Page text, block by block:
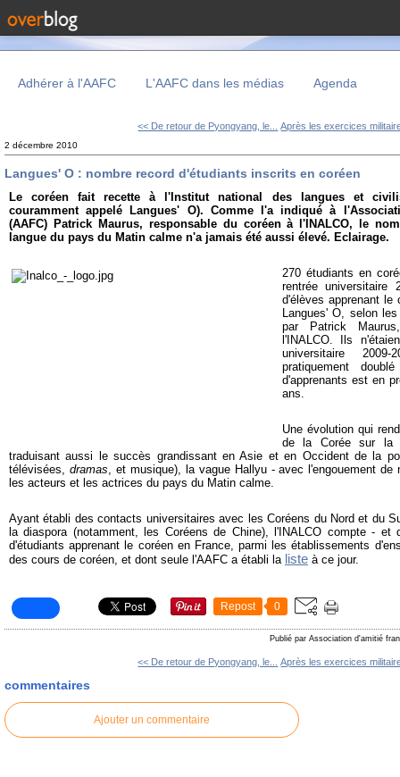
Adhérer à l'AAFC L'AAFC dans les médias Agenda
<< De retour de Pyongyang, le... Après les exercices
2 décembre 2010
Langues' O : nombre record d'étudiants inscrits en coréen
Le coréen fait recette à l'Institut national des langues et
couramment appelé Langues' O). Comme l'a indiqué à
(AAFC) Patrick Maurus, responsable du coréen à l'INALCO, le
langue du pays du Matin calme n'a jamais été aussi élevé. Eclairage.
270 étudiants en
rentrée universitaire
d'élèves apprenant le
Langues' O, selon
par Patrick
l'INALCO. Ils
universitaire
pratiquement
d'apprenants est en
ans.
Une évolution qui
de la Corée sur la
traduisant aussi le succès grandissant en Asie et en Occident de la
télévisées, dramas, et musique), la vague Hallyu - avec l'engouement de
les acteurs et les actrices du pays du Matin calme.
Ayant établi des contacts universitaires avec les Coréens du Nord et du
la diaspora (notamment, les Coréens de Chine), l'INALCO compte -
d'étudiants apprenant le coréen en France, parmi les établissements
des cours de coréen, et dont seule l'AAFC a établi la liste à ce jour.
Repost 0
Publié par Association d'amitié
<< De retour de Pyongyang, le... Après les exercices
commentaires
Ajouter un commentaire